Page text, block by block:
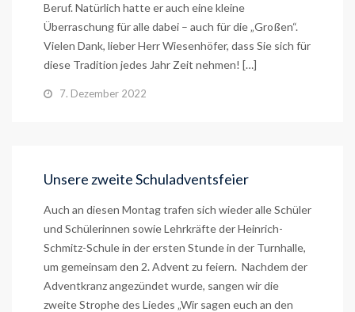
Beruf. Natürlich hatte er auch eine kleine
Überraschung für alle dabei – auch für die „Großen“.
Vielen Dank, lieber Herr Wiesenhöfer, dass Sie sich für
diese Tradition jedes Jahr Zeit nehmen! […]
7. Dezember 2022
Unsere zweite Schuladventsfeier
Auch an diesen Montag trafen sich wieder alle Schüler
und Schülerinnen sowie Lehrkräfte der Heinrich-
Schmitz-Schule in der ersten Stunde in der Turnhalle,
um gemeinsam den 2. Advent zu feiern. Nachdem der
Adventkranz angezündet wurde, sangen wir die
zweite Strophe des Liedes „Wir sagen euch an den